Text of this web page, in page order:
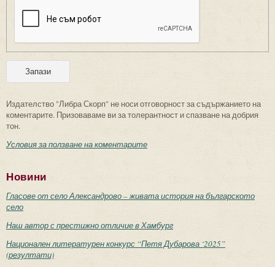
Издателство "Либра Скорп" не носи отговорност за съдържанието на
коментарите. Призоваваме ви за толерантност и спазване на добрия
тон.
Условия за ползване на коментарите
Новини
Гласове от село Александрово – живата история на българското
село
Наш автор с престижно отличие в Хамбург
Национален литературен конкурс “Петя Дубарова ‘2025”
(резултати)